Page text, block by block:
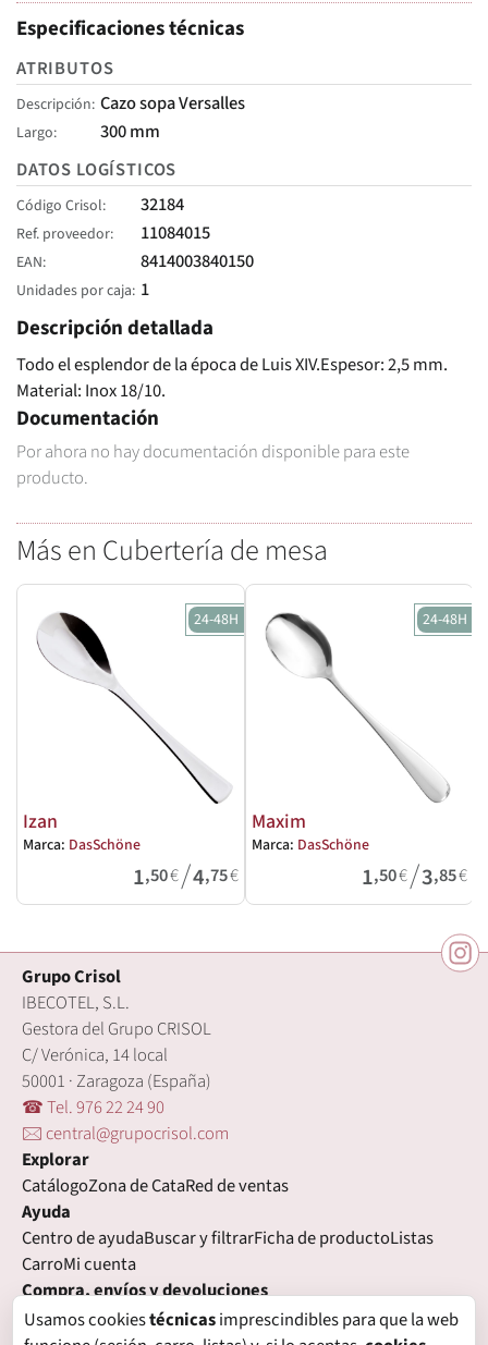
Especificaciones técnicas
ATRIBUTOS
Descripción Cazo sopa Versalles
Largo
300 mm
DATOS LOGÍSTICOS
Código Crisol 32184
Ref. proveedor 11084015
EAN 8414003840150
Unidades por caja 1
Descripción detallada
Todo el esplendor de la época de Luis XIV.Espesor: 2,5 mm.
Material: Inox 18/10.
Documentación
Por ahora no hay documentación disponible para este
producto.
Más en Cubertería de mesa
24-48H
Izan
Marca: DasSchöne
1,50€/4,75€
24-48H
Maxim
Marca: DasSchöne
1,50€/3,85€
Grupo Crisol
IBECOTEL, S.L.
Gestora del Grupo CRISOL
C/ Verónica, 14 local
50001 · Zaragoza (España)
☎ Tel. 976 22 24 90
🖂 central@grupocrisol.com
Explorar
CatálogoZona de CataRed de ventas
Ayuda
Centro de ayudaBuscar y filtrarFicha de productoListas
CarroMi cuenta
Compra, envíos y devoluciones
Condiciones de compraFormas de pagoGastos de envío
Usamos cookiestécnicasimprescindibles para que la web